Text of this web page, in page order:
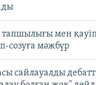
мен
созуға мәжбүр
сайлауалды